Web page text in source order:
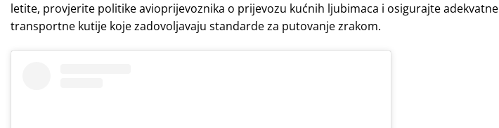
letite, provjerite politike avioprijevoznika o prijevozu kućnih ljubimaca i osigurajte adekvatne
transportne kutije koje zadovoljavaju standarde za putovanje zrakom.